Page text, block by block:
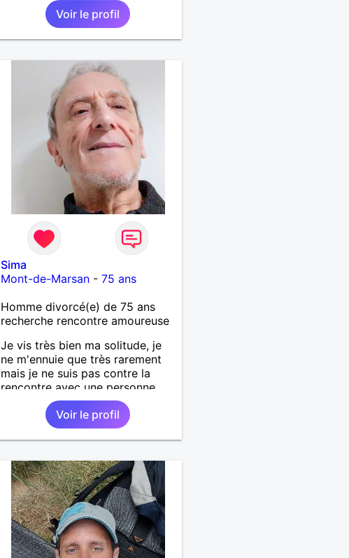
Voir le profil
Sima
Mont-de-Marsan -75 ans
Homme divorcé(e) de 75 ans
recherche rencontre amoureuse
Je vis très bien ma solitude, je
ne m'ennuie que très rarement
mais je ne suis pas contre la
rencontre avec une personne
compatible . Pourquoi une
amitié ne pourrait pas évoluer si
bon feeling réciproque... Je
recherche de la proximité car je
même toit.
Voir le profil